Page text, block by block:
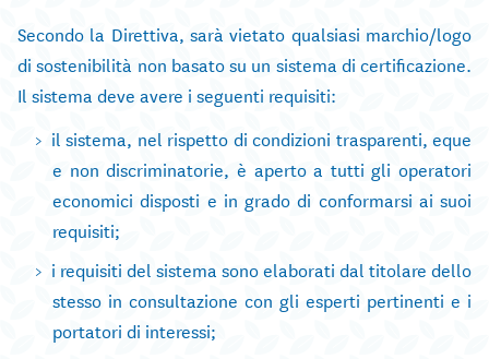
Secondo la Direttiva, sarà vietato qualsiasi marchio/logo
di sostenibilità non basato su un sistema di certificazione.
Il sistema deve avere i seguenti requisiti:
il sistema, nel rispetto di condizioni trasparenti, eque
e non discriminatorie, è aperto a tutti gli operatori
economici disposti e in grado di conformarsi ai suoi
requisiti;
i requisiti del sistema sono elaborati dal titolare dello
stesso in consultazione con gli esperti pertinenti e i
portatori di interessi;